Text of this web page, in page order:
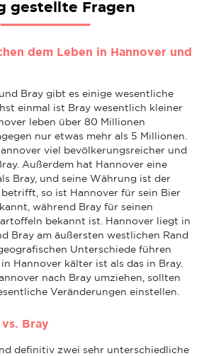
gestellte Fragen
dem Leben in Hannover und
Bray gibt es einige wesentliche
einmal ist Bray wesentlich kleiner
leben über 80 Millionen
nur etwas mehr als 5 Millionen.
viel bevölkerungsreicher und
Außerdem hat Hannover eine
Bray, und seine Währung ist der
so ist Hannover für sein Bier
während Bray für seinen
bekannt ist. Hannover liegt in
Bray am äußersten westlichen Rand
Unterschiede führen
Hannover kälter ist als das in Bray.
nach Bray umziehen, sollten
Veränderungen einstellen.
Bray
definitiv zwei sehr unterschiedliche